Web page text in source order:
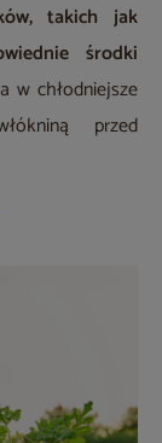
takich jak
środki
w chłodniejsze
przed